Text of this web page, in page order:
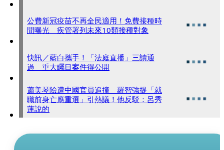
公費新冠疫苗不再全民適用！免費接種時
間曝光 疾管署列未來10類接種對象
快訊／藍白攜手！「法庭直播」三讀通
過 重大矚目案件得公開
蕭美琴險遭中國官員追撞 羅智強提「就
職前身亡應重選」引熱議！他反駁：呂秀
蓮說的